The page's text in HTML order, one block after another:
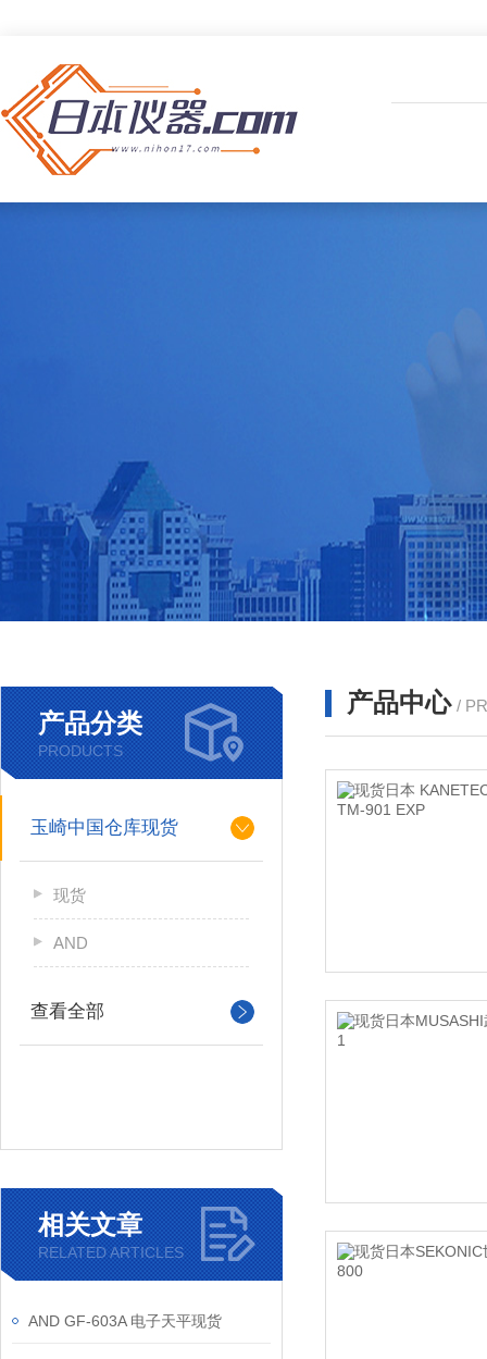
产品分类
PRODUCTS
玉崎中国仓库现货
现货
AND
查看全部
相关文章
RELATED ARTICLES
AND GF-603A 电子天平现货
产品中心 /